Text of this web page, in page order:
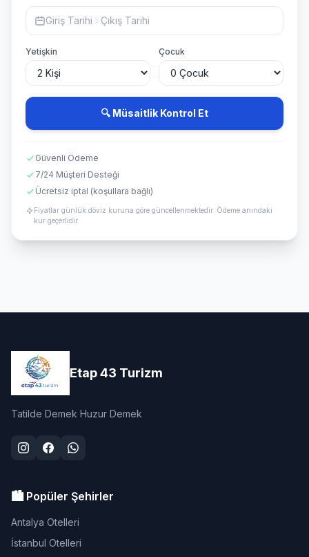
Giriş Tarihi Çıkış Tarihi
Yetişkin Çocuk
🔍 Müsaitlik Kontrol Et
Güvenli Ödeme
7/24 Müşteri Desteği
Ücretsiz iptal (koşullara bağlı)
Fiyatlar günlük döviz kuruna göre güncellenmektedir. Ödeme anındaki
kur geçerlidir.
Etap 43 Turizm
Tatilde Demek Huzur Demek
🏙️ Popüler Şehirler
Antalya Otelleri
İstanbul Otelleri